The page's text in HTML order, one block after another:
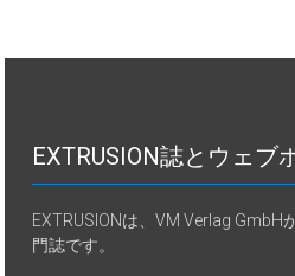
EXTRUSION誌とウェブ
EXTRUSIONは、VM Verlag
門誌です。